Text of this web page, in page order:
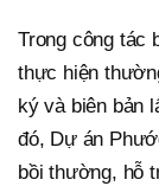
Trong công tác
thực hiện
ký và biên bản
đó, Dự án
bồi thường, hỗ